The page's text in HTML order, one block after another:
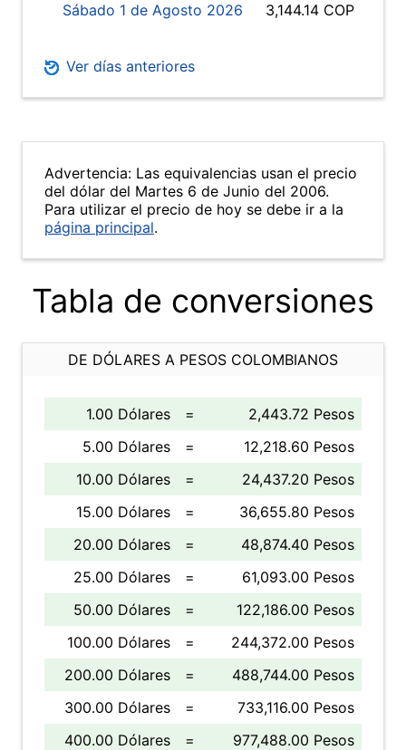
Sábado 1 de Agosto 2026 3,144.14 COP
Ver días anteriores
Advertencia: Las equivalencias usan el precio
del dólar del Martes 6 de Junio del 2006.
Para utilizar el precio de hoy se debe ir a la
página principal.
Tabla de conversiones
DE DÓLARES A PESOS COLOMBIANOS
1.00 Dólares =
2,443.72 Pesos
5.00 Dólares
=
12,218.60 Pesos
10.00 Dólares
=
24,437.20 Pesos
15.00 Dólares
=
36,655.80 Pesos
20.00 Dólares
=
48,874.40 Pesos
25.00 Dólares
=
61,093.00 Pesos
50.00 Dólares
=
122,186.00 Pesos
100.00 Dólares
=
244,372.00 Pesos
200.00 Dólares
=
488,744.00 Pesos
300.00 Dólares
=
733,116.00 Pesos
400.00 Dólares
=
977,488.00 Pesos